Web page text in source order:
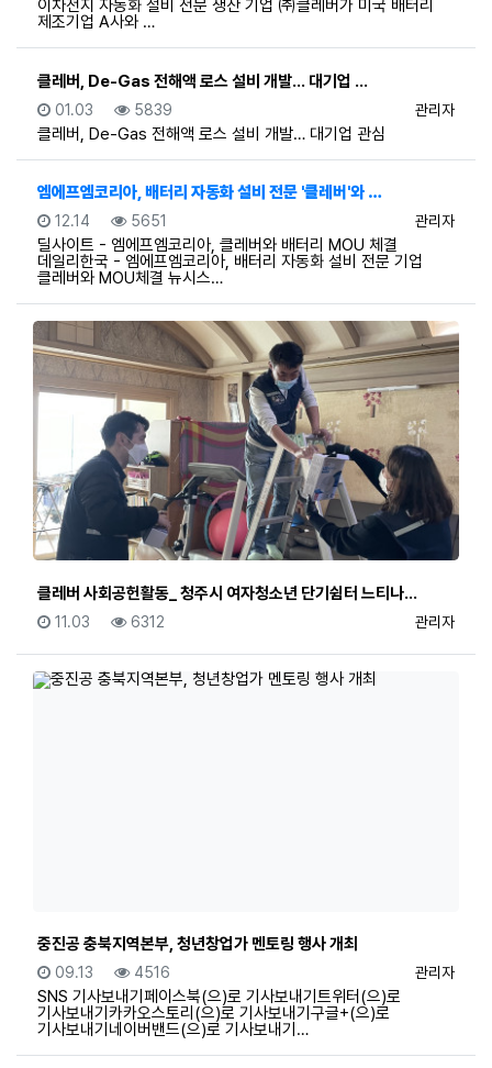
이차전지 자동화 설비 전문 생산 기업 ㈜클레버가 미국 배터리
제조기업 A사와 …
클레버, De-Gas 전해액 로스 설비 개발… 대기업 …
등록자
관리자
등록일
01.03 조회
5839
클레버, De-Gas 전해액 로스 설비 개발… 대기업 관심
엠에프엠코리아, 배터리 자동화 설비 전문 '클레버'와 …
등록자
관리자
등록일
12.14 조회
5651
딜사이트 - 엠에프엠코리아, 클레버와 배터리 MOU 체결
데일리한국 - 엠에프엠코리아, 배터리 자동화 설비 전문 기업
클레버와 MOU체결 뉴시스…
클레버 사회공헌활동_ 청주시 여자청소년 단기쉼터 느티나…
등록자
관리자
등록일
11.03 조회
6312
중진공 충북지역본부, 청년창업가 멘토링 행사 개최
등록자
관리자
등록일
09.13 조회
4516
SNS 기사보내기페이스북(으)로 기사보내기트위터(으)로
기사보내기카카오스토리(으)로 기사보내기구글+(으)로
기사보내기네이버밴드(으)로 기사보내기…